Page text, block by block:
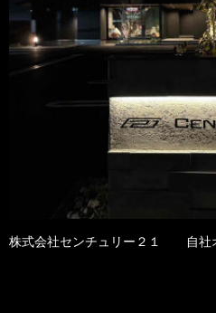
株式会社センチュリー２１ 自社